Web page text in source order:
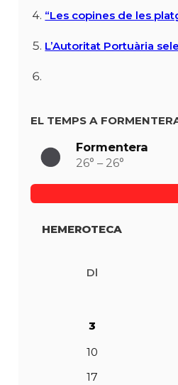
“Les copines de les
L’Autoritat Portuària
EL TEMPS A
Formentera
26° – 26°
HEMEROTECA
Dl
3
10
17